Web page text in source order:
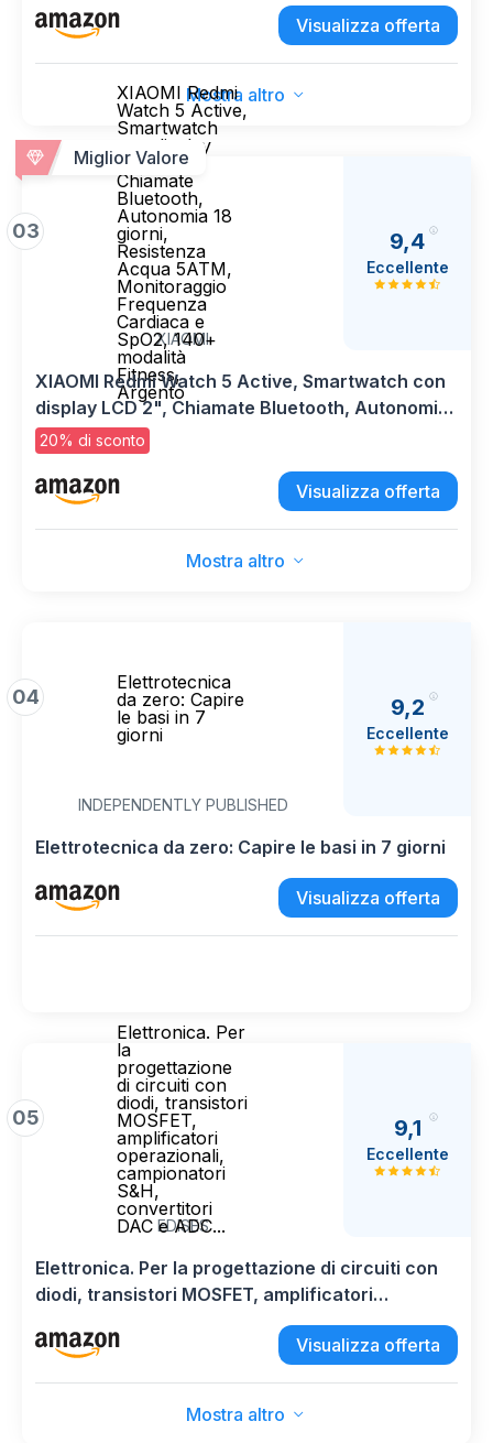
Visualizza offerta
Mostra altro
Miglior Valore
03
XIAOMI Redmi
Watch 5 Active,
Smartwatch
con display
LCD 2",
Chiamate
Bluetooth,
Autonomia 18
giorni,
Resistenza
Acqua 5ATM,
Monitoraggio
Frequenza
Cardiaca e
SpO2, 140+
modalità
Fitness,
Argento
XIAOMI
9,4
Eccellente
XIAOMI Redmi Watch 5 Active, Smartwatch con
display LCD 2", Chiamate Bluetooth, Autonomia
18 giorni, Resistenza Acqua 5ATM, Monitoraggio
Frequenza Cardiaca e SpO2, 140+ modalità
Fitness, Argento
20% di sconto
Visualizza offerta
Mostra altro
04
Elettrotecnica
da zero: Capire
le basi in 7
giorni
INDEPENDENTLY PUBLISHED
9,2
Eccellente
Elettrotecnica da zero: Capire le basi in 7 giorni
Visualizza offerta
05
Elettronica. Per
la
progettazione
di circuiti con
diodi, transistori
MOSFET,
amplificatori
operazionali,
campionatori
S&H,
convertitori
DAC e ADC...
EDISES
9,1
Eccellente
Elettronica. Per la progettazione di circuiti con
diodi, transistori MOSFET, amplificatori
operazionali, campionatori S&H, convertitori
DAC e ADC...
Visualizza offerta
Mostra altro